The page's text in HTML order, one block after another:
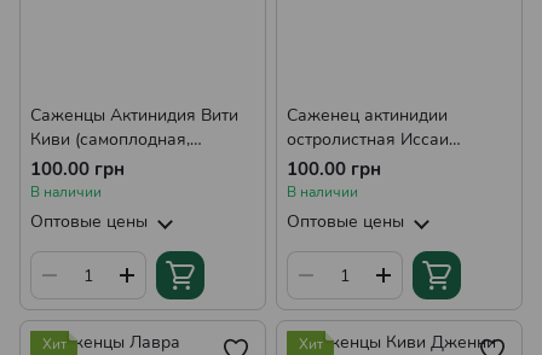
Саженцы Актинидия Вити
Киви (самоплодная,
однолетняя)
100.00 грн
В наличии
Оптовые цены
Саженец актинидии
остролистная Иссаи
(самоплодная, однолетняя)
100.00 грн
В наличии
Оптовые цены
Хит Хит